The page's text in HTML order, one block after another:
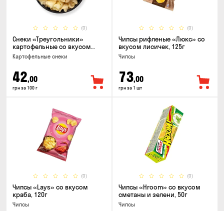
(0)
Снеки «Треугольники»
картофельные со вкусом
сметаны с луком
Картофельные снеки
42,00
грн за 100 г
(0)
Чипсы рифленые «Люкс» со
вкусом лисичек, 125г
Чипсы
73,00
грн за 1 шт
(0)
Чипсы «Lays» со вкусом
краба, 120г
Чипсы
(0)
Чипсы «Hroom» со вкусом
сметаны и зелени, 50г
Чипсы